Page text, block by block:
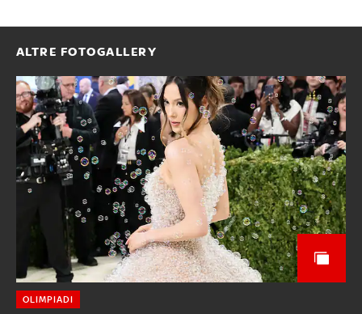
ALTRE FOTOGALLERY
OLIMPIADI